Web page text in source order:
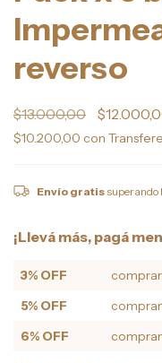
reverso
$13.000,00
$10.200,00 con
Envío gratis superando
¡Llevá más, pagá
3% OFF
5% OFF
6% OFF